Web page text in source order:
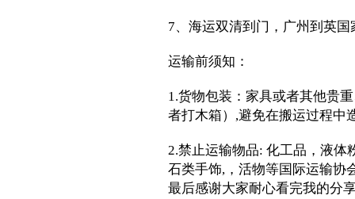
7、海运双清到门，广州到英
运输前须知：
1.货物包装：家具或者其他贵
者打木箱）,避免在搬运过程中
2.禁止运输物品: 化工品，液体
石类手饰,，活物等国际运输协
最后感谢大家耐心看完我的分